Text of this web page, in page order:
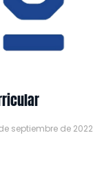
septiembre de 2022